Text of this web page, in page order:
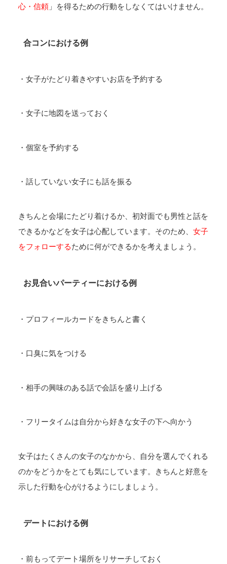
心・信頼 」を得るための行動をしなくてはいけません。
合コンにおける例
・女子がたどり着きやすいお店を予約する
・女子に地図を送っておく
・個室を予約する
・話していない女子にも話を振る
きちんと会場にたどり着けるか、初対面でも男性と話を
できるかなどを女子は心配しています。そのため、 女子
をフォローするために何ができるかを考えましょう。
お見合いパーティーにおける例
・プロフィールカードをきちんと書く
・口臭に気をつける
・相手の興味のある話で会話を盛り上げる
・フリータイムは自分から好きな女子の下へ向かう
女子はたくさんの女子のなかから、自分を選んでくれる
のかをどうかをとても気にしています。きちんと好意を
示した行動を心がけるようにしましょう。
デートにおける例
・前もってデート場所をリサーチしておく